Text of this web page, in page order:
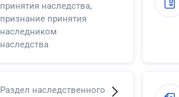
принятия наследства,
признание принятия
наследником
наследства
Раздел наследственного